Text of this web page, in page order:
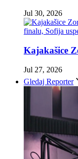
Jul 30, 2026
Kajakašice
Jul 27, 2026
Gledaj Reporter